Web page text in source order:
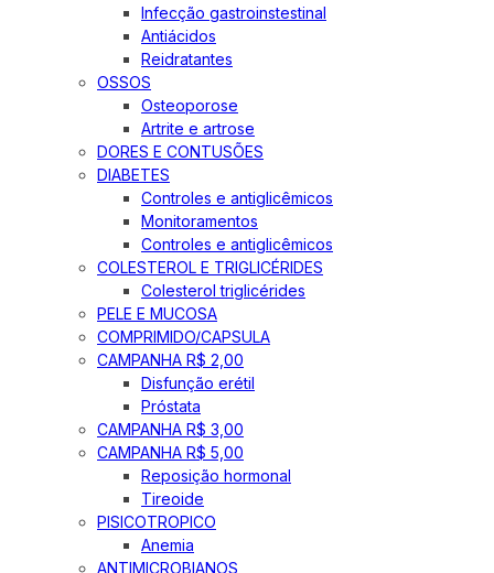
Infecção gastroinstestinal
Antiácidos
Reidratantes
OSSOS
Osteoporose
Artrite e artrose
DORES E CONTUSÕES
DIABETES
Controles e antiglicêmicos
Monitoramentos
Controles e antiglicêmicos
COLESTEROL E TRIGLICÉRIDES
Colesterol triglicérides
PELE E MUCOSA
COMPRIMIDO/CAPSULA
CAMPANHA R$ 2,00
Disfunção erétil
Próstata
CAMPANHA R$ 3,00
CAMPANHA R$ 5,00
Reposição hormonal
Tireoide
PISICOTROPICO
Anemia
ANTIMICROBIANOS